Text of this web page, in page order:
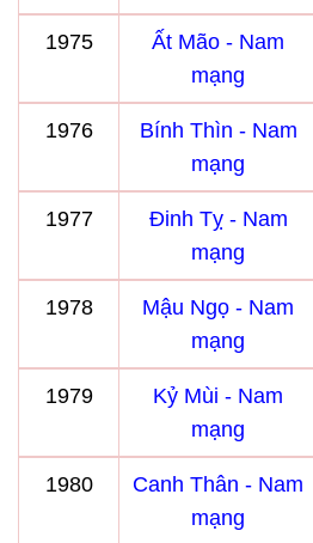
1975
Ất Mão - Nam
mạng
1976
Bính Thìn - Nam
mạng
1977
Đinh Tỵ - Nam
mạng
1978
Mậu Ngọ - Nam
mạng
1979
Kỷ Mùi - Nam
mạng
1980
Canh Thân - Nam
mạng